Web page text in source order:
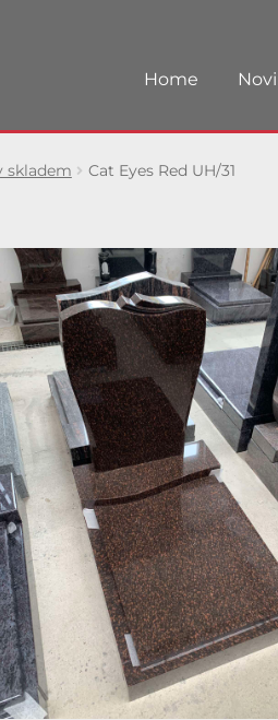
Home
skladem Cat Eyes Red UH/31